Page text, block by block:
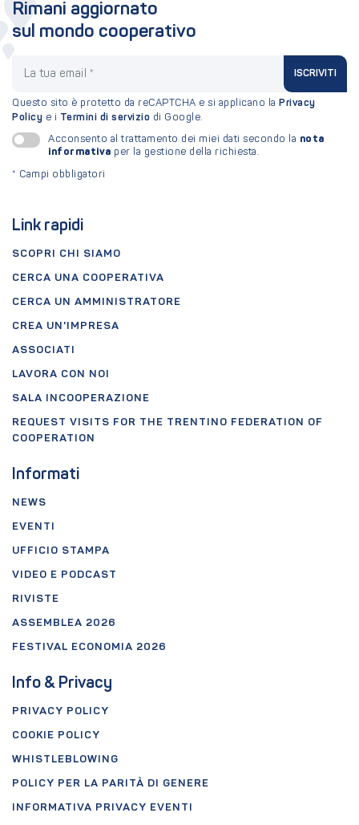
Link rapidi
SCOPRI CHI SIAMO
CERCA UNA COOPERATIVA
CERCA UN AMMINISTRATORE
CREA UN'IMPRESA
ASSOCIATI
LAVORA CON NOI
SALA INCOOPERAZIONE
REQUEST VISITS FOR THE TRENTINO FEDERATION OF
COOPERATION
Informati
NEWS
EVENTI
UFFICIO STAMPA
VIDEO E PODCAST
RIVISTE
ASSEMBLEA 2026
FESTIVAL ECONOMIA 2026
Info & Privacy
PRIVACY POLICY
COOKIE POLICY
WHISTLEBLOWING
POLICY PER LA PARITÀ DI GENERE
INFORMATIVA PRIVACY EVENTI
Rimani aggiornato
sul mondo cooperativo
ISCRIVITI
Questo sito è protetto da reCAPTCHA e si applicano la Privacy
Policy e i Termini di servizio di Google.
Acconsento al trattamento dei miei dati secondo la nota
informativa per la gestione della richiesta.
* Campi obbligatori